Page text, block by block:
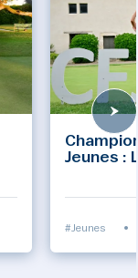
Jeunes :
#Jeunes •